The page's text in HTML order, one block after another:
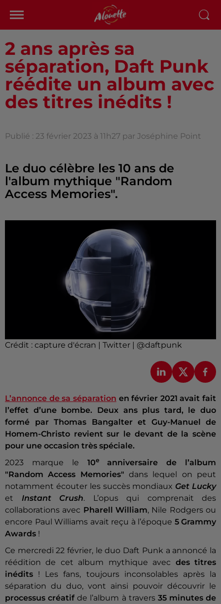
2 ans après sa
séparation, Daft Punk
réédite un album avec
des titres inédits !
Publié : 23 février 2023 à 11h27 par Joséphine Point
Le duo célèbre les 10 ans de
l'album mythique "Random
Access Memories".
Crédit : capture d'écran | Twitter | @daftpunk
L’annonce de sa séparation en février 2021 avait fait
l’effet d’une bombe. Deux ans plus tard, le duo
formé par Thomas Bangalter et Guy-Manuel de
Homem-Christo revient sur le devant de la scène
pour une occasion très spéciale.
2023 marque le 10eanniversaire de l’album
"Random Access Memories" dans lequel on peut
notamment écouter les succès mondiaux Get Lucky
et Instant Crush. L’opus qui comprenait des
collaborations avec Pharell William, Nile Rodgers ou
encore Paul Williams avait reçu à l’époque 5 Grammy
Awards !
Ce mercredi 22 février, le duo Daft Punk a annoncé la
réédition de cet album mythique avec des titres
inédits ! Les fans, toujours inconsolables après la
séparation du duo, vont ainsi pouvoir découvrir le
processus créatifde l’album à travers 35 minutes de